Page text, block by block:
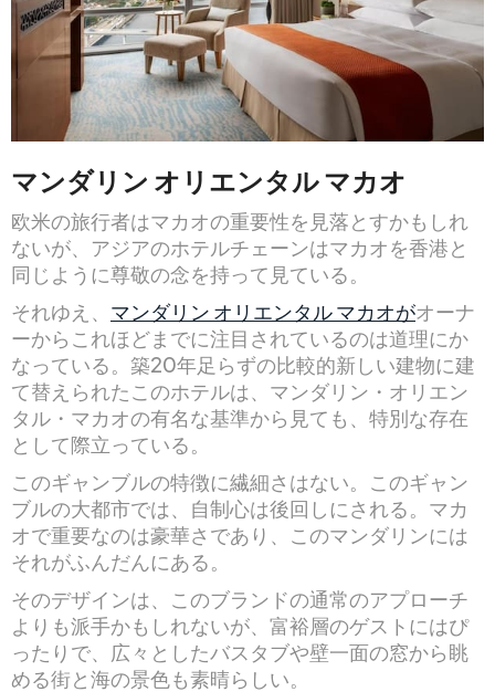
マンダリン オリエンタル マカオ
欧米の旅行者はマカオの重要性を見落とすかもしれ
ないが、アジアのホテルチェーンはマカオを香港と
同じように尊敬の念を持って見ている。
それゆえ、 マンダリン オリエンタル マカオがオーナ
ーからこれほどまでに注目されているのは道理にか
なっている。築20年足らずの比較的新しい建物に建
て替えられたこのホテルは、マンダリン・オリエン
タル・マカオの有名な基準から見ても、特別な存在
として際立っている。
このギャンブルの特徴に繊細さはない。このギャン
ブルの大都市では、自制心は後回しにされる。マカ
オで重要なのは豪華さであり、このマンダリンには
それがふんだんにある。
そのデザインは、このブランドの通常のアプローチ
よりも派手かもしれないが、富裕層のゲストにはぴ
ったりで、広々としたバスタブや壁一面の窓から眺
める街と海の景色も素晴らしい。